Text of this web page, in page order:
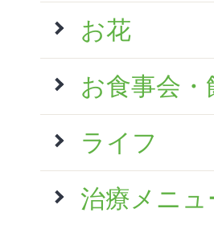
お花
お食事会・
ライフ
治療メニュ